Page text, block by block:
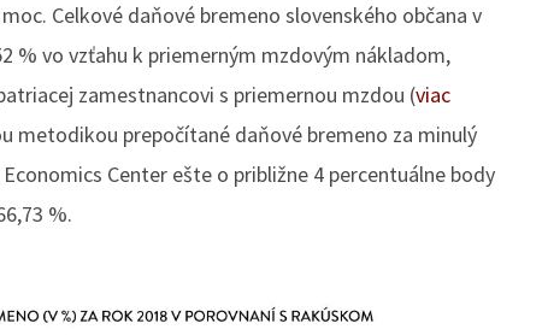
Celkové daňové bremeno slovenského občana v
% vo vzťahu k priemerným mzdovým nákladom,
zamestnancovi s priemernou mzdou (viac
metodikou prepočítané daňové bremeno za minulý
Center ešte o približne 4 percentuálne body
%.